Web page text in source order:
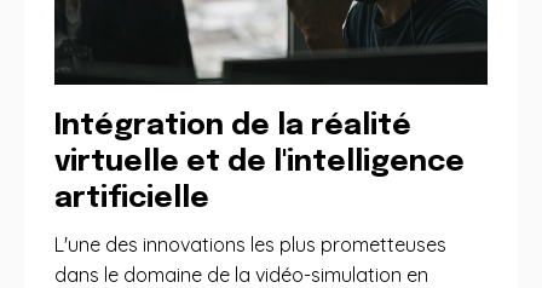
Intégration de la réalité
virtuelle et de l'intelligence
artificielle
L'une des innovations les plus prometteuses
dans le domaine de la vidéo-simulation en